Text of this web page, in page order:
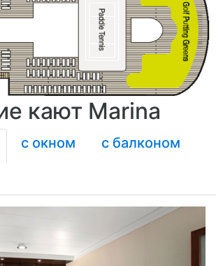
кают Marina
с окном
с балконом